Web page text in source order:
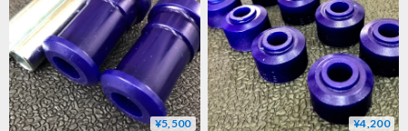
¥5,500 ¥4,200